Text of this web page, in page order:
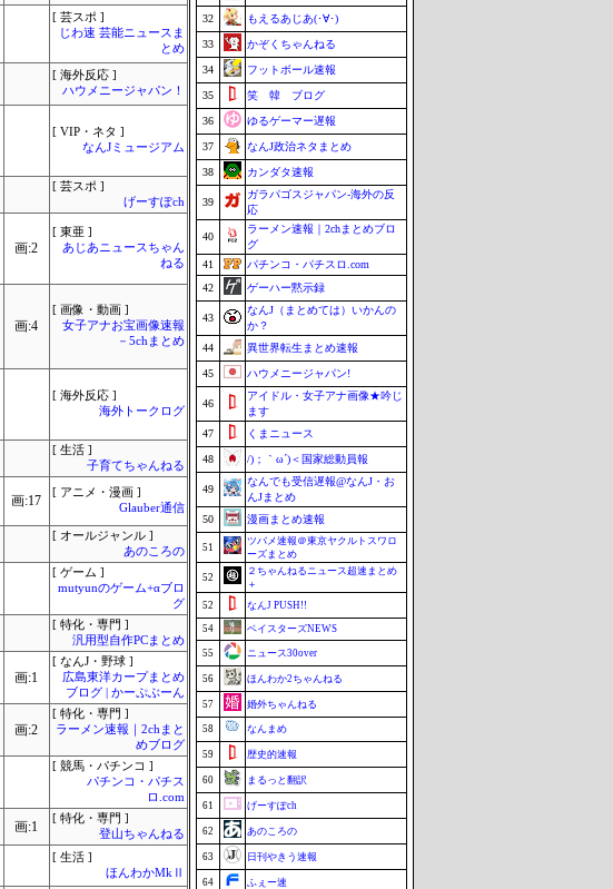
[ 芸スポ ]
じわ速 芸能ニュースま
とめ
[ 海外反応 ]
ハウメニージャパン！
[ VIP・ネタ ]
なんJミュージアム
[ 芸スポ ]
げーすぽch
画:2
[ 東亜 ]
あじあニュースちゃん
ねる
画:4
[ 画像・動画 ]
女子アナお宝画像速報
－5chまとめ
[ 海外反応 ]
海外トークログ
[ 生活 ]
子育てちゃんねる
画:17
[ アニメ・漫画 ]
Glauber通信
[ オールジャンル ]
あのころの
[ ゲーム ]
mutyunのゲーム+αブロ
グ
[ 特化・専門 ]
汎用型自作PCまとめ
画:1
[ なんJ・野球 ]
広島東洋カープまとめ
ブログ | かーぷぶーん
画:2
[ 特化・専門 ]
ラーメン速報｜2chまと
めブログ
[ 競馬・パチンコ ]
パチンコ・パチス
ロ.com
画:1
[ 特化・専門 ]
登山ちゃんねる
[ 生活 ]
ほんわかMkⅡ
32 もえるあじあ(･∀･)
33 かぞくちゃんねる
34 フットボール速報
35 笑 韓 ブログ
36 ゆるゲーマー遅報
37 なんJ政治ネタまとめ
38 カンダタ速報
39
ガラパゴスジャパン-海外の反
応
40
ラーメン速報｜2chまとめブロ
グ
41
パチンコ・パチスロ.com
42
ゲーハー黙示録
43
なんJ（まとめては）いかんの
か？
44
異世界転生まとめ速報
45 ハウメニージャパン!
46
アイドル・女子アナ画像★吟じ
ます
47
くまニュース
48 /)；｀ω´)＜国家総動員報
49
なんでも受信遅報@なんJ・お
んJまとめ
50
漫画まとめ速報
51
ツバメ速報＠東京ヤクルトスワロ
ーズまとめ
52
２ちゃんねるニュース超速まとめ
＋
52
なんJ PUSH!!
54 ベイスターズNEWS
55 ニュース30over
56 ほんわか2ちゃんねる
57 婚外ちゃんねる
58 なんまめ
59 歴史的速報
60 まるっと翻訳
61 げーすぽch
62 あのころの
63 日刊やきう速報
64 ふぇー速